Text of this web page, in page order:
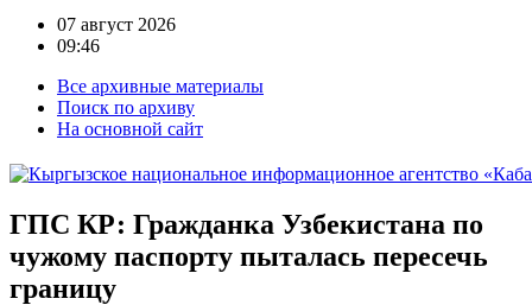
07 август 2026
09:46
Все архивные материалы
Поиск по архиву
На основной сайт
ГПС КР: Гражданка Узбекистана по
чужому паспорту пыталась пересечь
границу